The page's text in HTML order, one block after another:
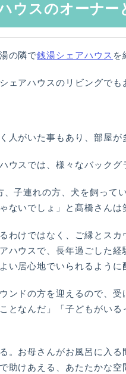
ウスのオーナー
の隣で銭湯シェアハウス を
ェアハウスのリビングでも
人がいた事もあり、部屋が
ウスでは、様々なバックグ
子連れの方、犬を飼って
ないでしょ」と髙橋さん
わけではなく、ご縁とスカ
ハウスで、長年過ごした経
い居心地でいられるように
ンドの方を迎えるので、
となんだ」「子どもがい
。お母さんがお風呂に入る
助けあえる、あたたかな空